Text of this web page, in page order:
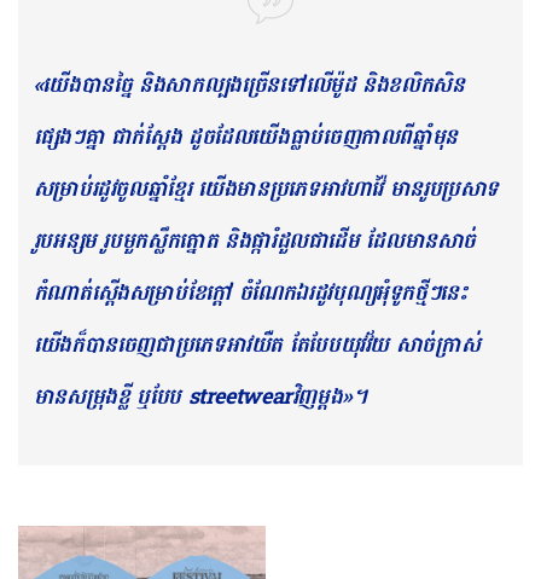
«យើងបានច្នៃ និងសាកល្បងច្រើនទៅលើម៉ូដ និងខលិកសិន
ផ្សេងៗគ្នា ជាក់ស្ដែង ដូចដែលយើងធ្លាប់ចេញកាលពីឆ្នាំមុន
សម្រាប់រដូវចូលឆ្នាំខ្មែរ យើងមានប្រភេទអាវហាវ៉ៃ មានរូបប្រសាទ
រូបអន្សម រូបមួកស្លឹកត្នោត និងផ្ការំដួលជាដើម ដែលមានសាច់
កំណាត់ស្ដើងសម្រាប់ខែក្ដៅ ចំណែកឯរដូវបុណ្យអុំទូកថ្មីៗនេះ
យើងក៏បានចេញជាប្រភេទអាវយឺត តែបែបយុវវ័យ សាច់ក្រាស់
មានសម្រុងខ្លី ឬបែប streetwearវិញម្ដង»។